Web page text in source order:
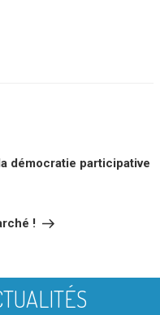
démocratie participative
!